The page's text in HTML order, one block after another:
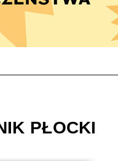
PŁOCKI